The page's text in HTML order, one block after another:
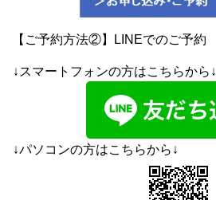
【ご予約方法②】LINEでのご予約
↓スマートフォンの方はこちらから↓
↓パソコンの方はこちらから↓